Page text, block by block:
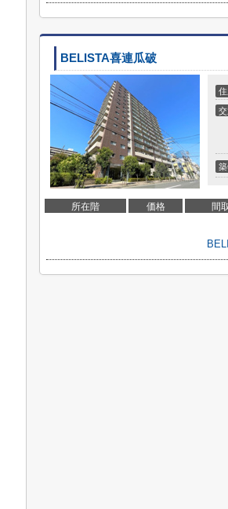
BELISTA喜連瓜破
所在階 価格 間